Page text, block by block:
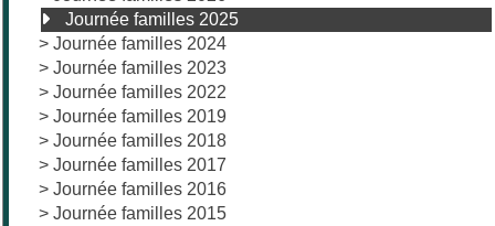
Journée familles 2025
> Journée familles 2024
> Journée familles 2023
> Journée familles 2022
> Journée familles 2019
> Journée familles 2018
> Journée familles 2017
> Journée familles 2016
> Journée familles 2015